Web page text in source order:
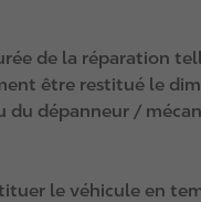
de la réparation
être restitué le
dépanneur /
le véhicule en